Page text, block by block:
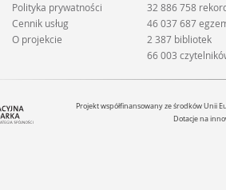
Polityka prywatności
Cennik usług
O projekcie
32 886 758
46 037 687
2 387 bibliotek
66 003
Projekt współfinansowany ze środków Unii
Dotacje na